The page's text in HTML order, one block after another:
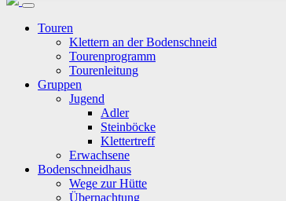
Touren
Klettern an der Bodenschneid
Tourenprogramm
Tourenleitung
Gruppen
Jugend
Adler
Steinböcke
Klettertreff
Erwachsene
Bodenschneidhaus
Wege zur Hütte
Übernachtung